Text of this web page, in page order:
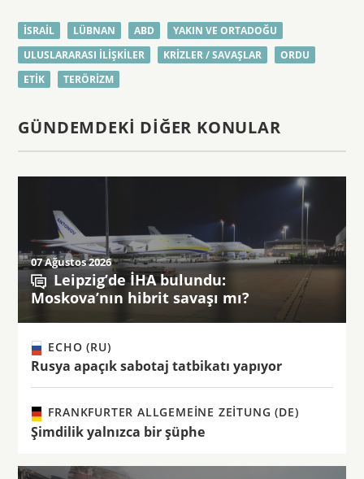
İSRAIL LÜBNAN ABD
YAKIN VE ORTADOĞU
ULUSLARARASI ILIŞKILER
KRIZLER / SAVAŞLAR
ORDU
ETIK
TERÖRIZM
GÜNDEMDEKI DIĞER KONULAR
07 Ağustos 2026
Leipzig’de İHA bulundu:
Moskova’nın hibrit savaşı mı?
ECHO (RU)
Rusya apaçık sabotaj tatbikatı yapıyor
FRANKFURTER ALLGEMEINE ZEITUNG (DE)
Şimdilik yalnızca bir şüphe